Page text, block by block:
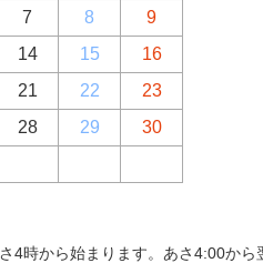
7 8
9
14 15
16
21 22
23
28 29
30
4時から始まります。あさ4:00から